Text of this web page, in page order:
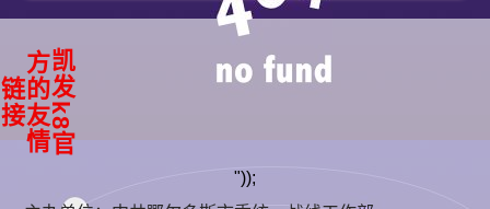
凯
k
8
官
方
友
情
"));